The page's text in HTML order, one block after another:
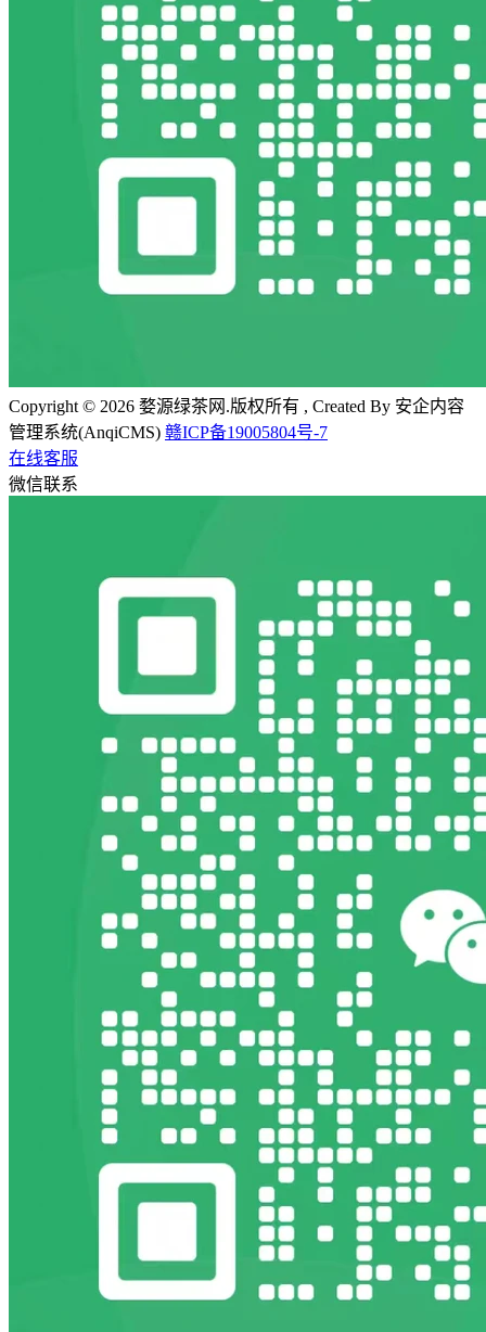
Copyright © 2026 婺源绿茶网.版权所有 , Created By 安企内容
管理系统(AnqiCMS) 赣ICP备19005804号-7
在线客服
微信联系